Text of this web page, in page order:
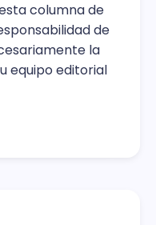
columna de
de
la
equipo editorial